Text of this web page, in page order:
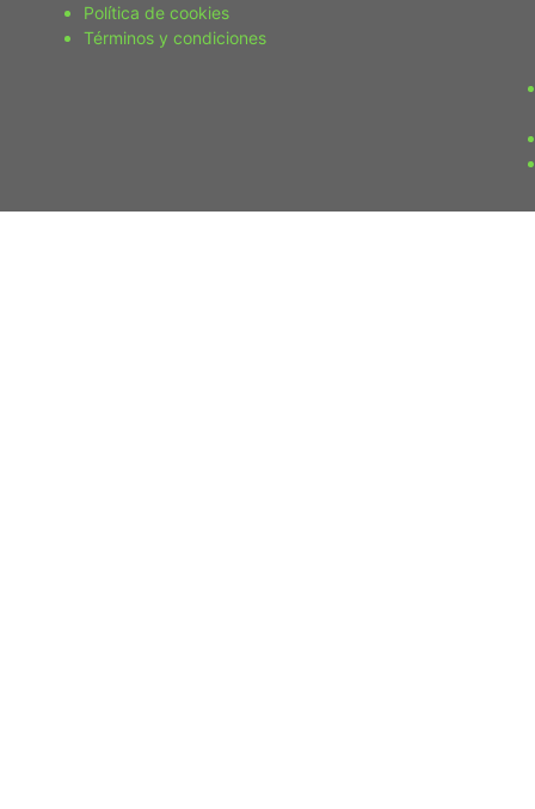
Política de cookies
Términos y condiciones